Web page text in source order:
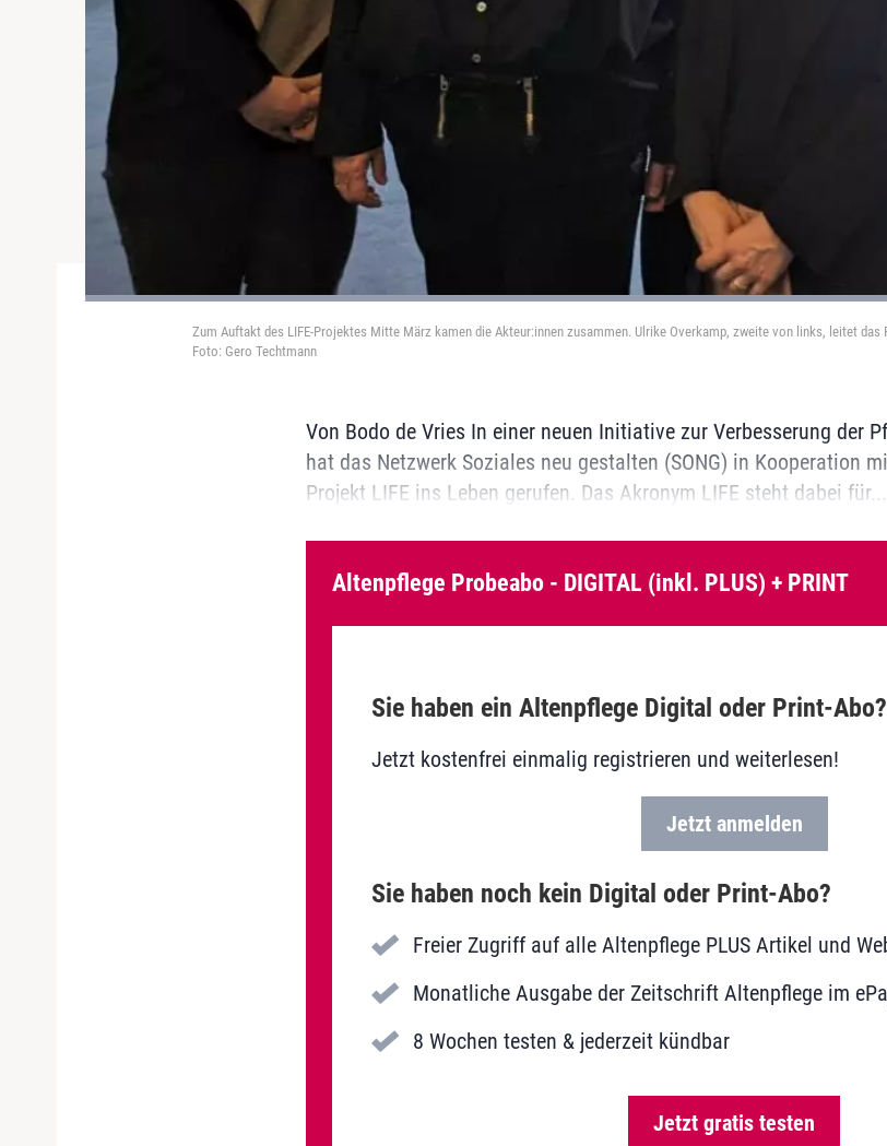
Zum Auftakt des LIFE-Projektes Mitte März kamen die Akteur:innen zusammen. Ulrike Overkamp, zweite von links, leitet das
Foto: Gero Techtmann
Von Bodo de Vries In einer neuen Initiative zur Verbesserung der
hat das Netzwerk Soziales neu gestalten (SONG) in Kooperation
Projekt LIFE ins Leben gerufen. Das Akronym LIFE steht dabei für...
Altenpflege Probeabo - DIGITAL (inkl. PLUS) + PRINT
Sie haben ein Altenpflege Digital oder Print-Abo?
Jetzt kostenfrei einmalig registrieren und weiterlesen!
Jetzt anmelden
Sie haben noch kein Digital oder Print-Abo?
Freier Zugriff auf alle Altenpflege PLUS Artikel und
Monatliche Ausgabe der Zeitschrift Altenpflege im
8 Wochen testen & jederzeit kündbar
Jetzt gratis testen